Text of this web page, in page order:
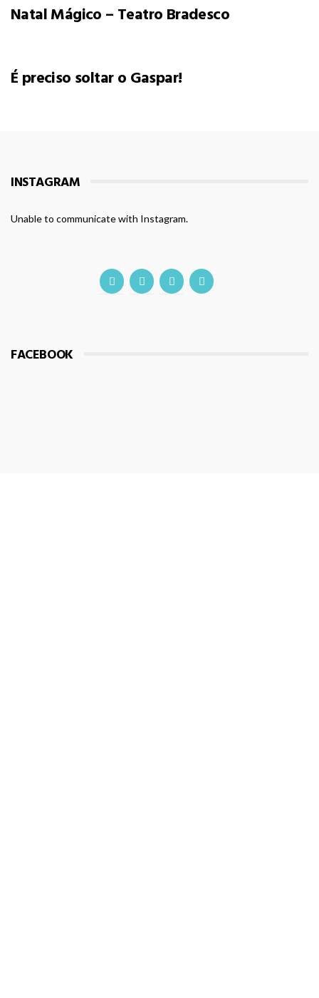
Natal Mágico – Teatro Bradesco
É preciso soltar o Gaspar!
INSTAGRAM
Unable to communicate with Instagram.
FACEBOOK